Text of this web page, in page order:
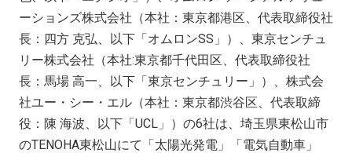
ーションズ株式会社（本社：東京都港区、代表取締役社
長：四方 克弘、以下「オムロンSS」）、東京センチュ
リー株式会社（本社:東京都千代田区、代表取締役社
長：馬場 高一、以下「東京センチュリー」）、株式会
社ユー・シー・エル（本社：東京都渋谷区、代表取締
役：陳 海波、以下「UCL」）の6社は、埼玉県東松山市
のTENOHA東松山にて「太陽光発電」「電気自動車」